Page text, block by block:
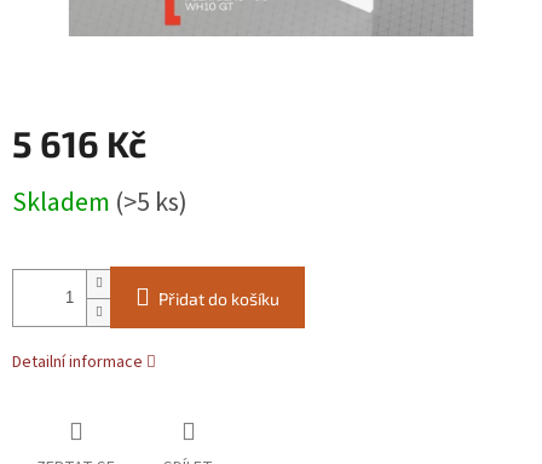
5 616 Kč
cena:
Skladem (>5 ks)
Přidat do košíku
Detailní informace